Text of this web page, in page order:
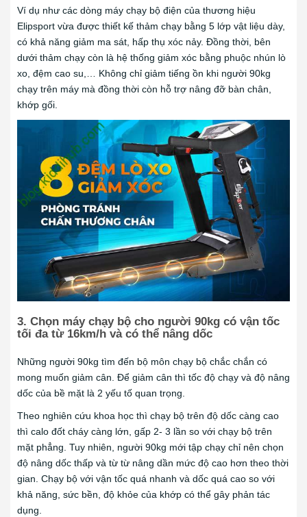
Ví dụ như các dòng máy chạy bộ điện của thương hiệu
Elipsport vừa được thiết kế thảm chạy bằng 5 lớp vật liệu dày,
có khả năng giảm ma sát, hấp thụ xóc nảy. Đồng thời, bên
dưới thảm chạy còn là hệ thống giảm xóc bằng phuộc nhún lò
xo, đệm cao su,… Không chỉ giảm tiếng ồn khi người 90kg
chạy trên máy mà đồng thời còn hỗ trợ nâng đỡ bàn chân,
khớp gối.
3. Chọn máy chạy bộ cho người 90kg có vận tốc
tối đa từ 16km/h và có thể nâng dốc
Những người 90kg tìm đến bộ môn chạy bộ chắc chắn có
mong muốn giảm cân. Để giảm cân thì tốc độ chạy và độ nâng
dốc của bề mặt là 2 yếu tố quan trọng.
Theo nghiên cứu khoa học thì chạy bộ trên độ dốc càng cao
thì calo đốt cháy càng lớn, gấp 2- 3 lần so với chạy bộ trên
mặt phẳng. Tuy nhiên, người 90kg mới tập chạy chỉ nên chọn
độ nâng dốc thấp và từ từ nâng dần mức độ cao hơn theo thời
gian. Chạy bộ với vận tốc quá nhanh và dốc quá cao so với
khả năng, sức bền, độ khỏe của khớp có thể gây phản tác
dụng.